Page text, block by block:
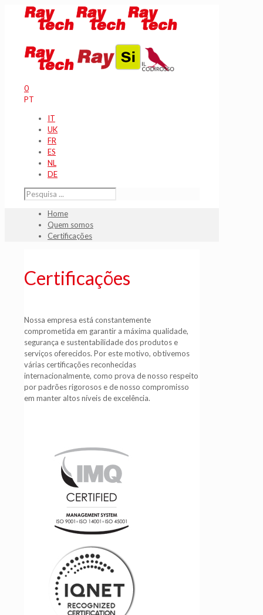
0
PT
IT
UK
FR
ES
NL
DE
Home
Quem somos
Certificações
Certificações
Nossa empresa está constantemente
comprometida em garantir a máxima qualidade,
segurança e sustentabilidade dos produtos e
serviços oferecidos. Por este motivo, obtivemos
várias certificações reconhecidas
internacionalmente, como prova de nosso respeito
por padrões rigorosos e de nosso compromisso
em manter altos níveis de excelência.